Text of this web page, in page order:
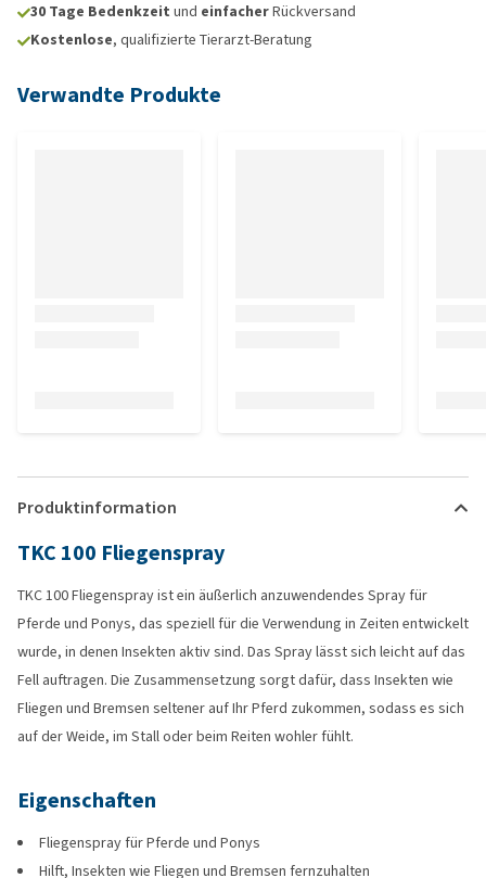
30 Tage Bedenkzeit und einfacherRückversand
Kostenlose, qualifizierte Tierarzt-Beratung
Verwandte Produkte
Produktinformation
TKC 100 Fliegenspray
TKC 100 Fliegenspray ist ein äußerlich anzuwendendes Spray für
Pferde und Ponys, das speziell für die Verwendung in Zeiten entwickelt
wurde, in denen Insekten aktiv sind. Das Spray lässt sich leicht auf das
Fell auftragen. Die Zusammensetzung sorgt dafür, dass Insekten wie
Fliegen und Bremsen seltener auf Ihr Pferd zukommen, sodass es sich
auf der Weide, im Stall oder beim Reiten wohler fühlt.
Eigenschaften
Fliegenspray für Pferde und Ponys
Hilft, Insekten wie Fliegen und Bremsen fernzuhalten